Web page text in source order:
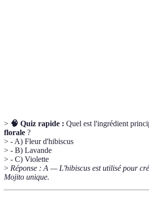
> 🧠 Quiz rapide : Quel est l'ingrédient
florale ?
> - A) Fleur d'hibiscus
> - B) Lavande
> - C) Violette
> Réponse : A — L'hibiscus est utilisé pour
Mojito unique.